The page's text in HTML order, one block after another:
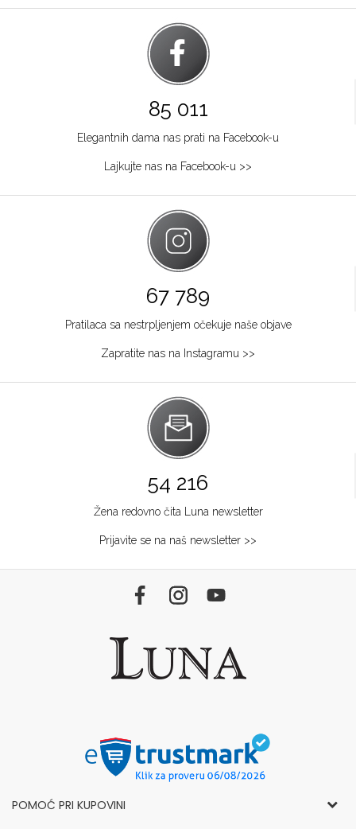
85 011
Elegantnih dama nas prati na Facebook-u
Lajkujte nas na Facebook-u >>
67 789
Pratilaca sa nestrpljenjem očekuje naše objave
Zapratite nas na Instagramu >>
54 216
Žena redovno čita Luna newsletter
Prijavite se na naš newsletter >>
POMOĆ PRI KUPOVINI